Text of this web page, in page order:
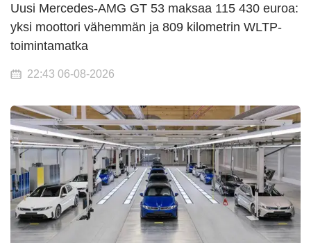
Uusi Mercedes-AMG GT 53 maksaa 115 430 euroa:
yksi moottori vähemmän ja 809 kilometrin WLTP-
toimintamatka
22:43 06-08-2026